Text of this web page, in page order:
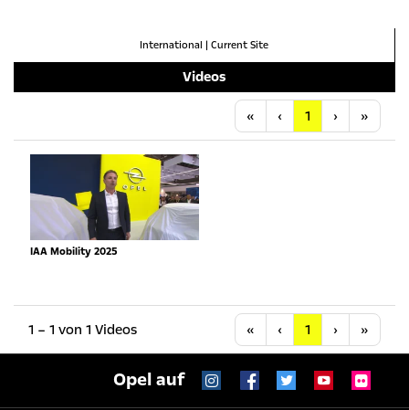
International | Current Site
Videos
« Anfang
‹ Vorherige
1 ›Nächste
»
IAA Mobility 2025
1 – 1 von 1 Videos « Anfang
‹ Vorherige
1 ›Nächste
»
Opel auf